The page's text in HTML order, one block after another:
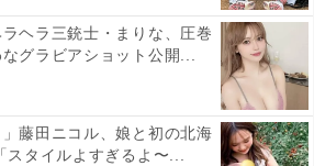
ラヘラ三銃士・まりな、圧巻
グラビアショット公開...
」藤田ニコル、娘と初の北海
スタイルよすぎるよ〜...